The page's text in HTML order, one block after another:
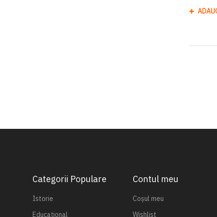
Categorii Populare
Istorie
Educațional
Contul meu
Coșul meu
Wishlist